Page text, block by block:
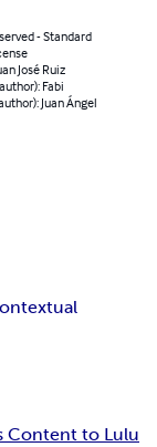
- Standard
José Ruiz
Fabi
Juan Ángel
Content to Lulu